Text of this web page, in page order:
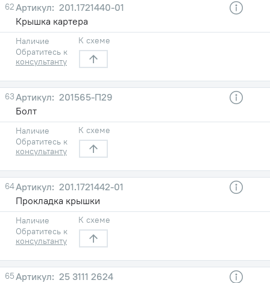
62
201.1721440-01
Крышка картера
Наличие
Обратитесь к
консультанту
К схеме
63
201565-П29
Болт
Наличие
Обратитесь к
консультанту
К схеме
64
201.1721442-01
Прокладка крышки
Наличие
Обратитесь к
консультанту
К схеме
65
25 3111 2624